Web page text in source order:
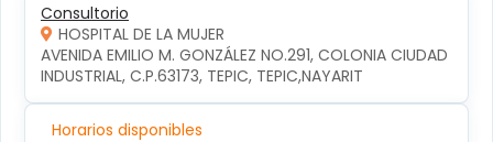
Consultorio
HOSPITAL DE LA MUJER
AVENIDA EMILIO M. GONZÁLEZ NO.291, COLONIA CIUDAD
INDUSTRIAL, C.P.63173, TEPIC, TEPIC,NAYARIT
Horarios disponibles